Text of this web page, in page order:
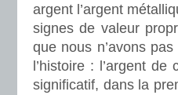
argent l’argent
signes de valeur
que nous n’avons
l’histoire : l’argent
significatif, dans la